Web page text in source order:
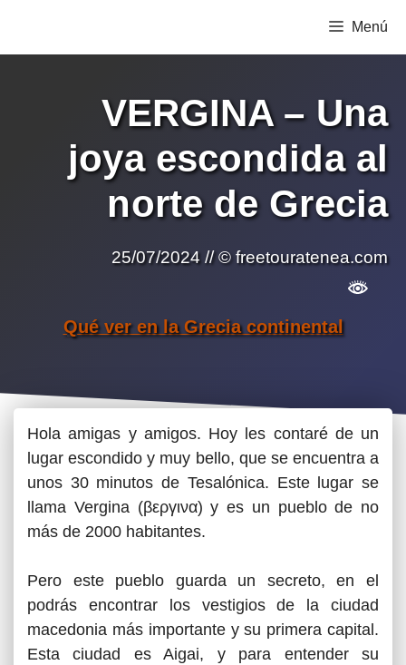
contenido
Menú
VERGINA – Una
joya escondida al
norte de Grecia
25/07/2024 // © freetouratenea.com
Qué ver en la Grecia continental
Hola amigas y amigos. Hoy les contaré de un
lugar escondido y muy bello, que se encuentra a
unos 30 minutos de Tesalónica. Este lugar se
llama Vergina (βεργινα) y es un pueblo de no
más de 2000 habitantes.
Pero este pueblo guarda un secreto, en el
podrás encontrar los vestigios de la ciudad
macedonia más importante y su primera capital.
Esta ciudad es Aigai, y para entender su